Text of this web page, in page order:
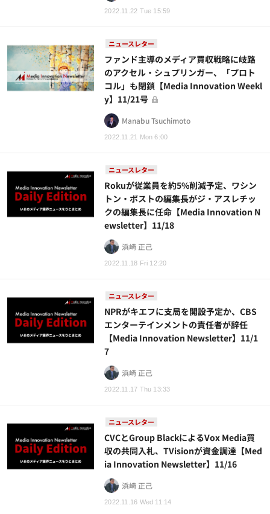
2022.11.22 Tue 15:59
ニュースレター
2022.11.21 Mon 6:00
ファンド主導のメディア買収戦略に岐路
のアクセル・シュプリンガー、「プロト
コル」も閉鎖【Media Innovation Weekl
y】11/21号
Manabu Tsuchimoto
ニュースレター
2022.11.18 Fri 12:20
Rokuが従業員を約5%削減予定、ワシン
トン・ポストの編集長がジ・アスレチッ
クの編集長に任命【Media Innovation N
ewsletter】11/18
浜崎 正己
ニュースレター
2022.11.17 Thu 13:33
NPRがキエフに支局を開設予定か、CBS
エンターテインメントの責任者が辞任
【Media Innovation Newsletter】11/1
7
浜崎 正己
ニュースレター
2022.11.16 Wed 11:14
CVCとGroup BlackによるVox Media買
収の共同入札、TVisionが資金調達【Med
ia Innovation Newsletter】11/16
浜崎 正己